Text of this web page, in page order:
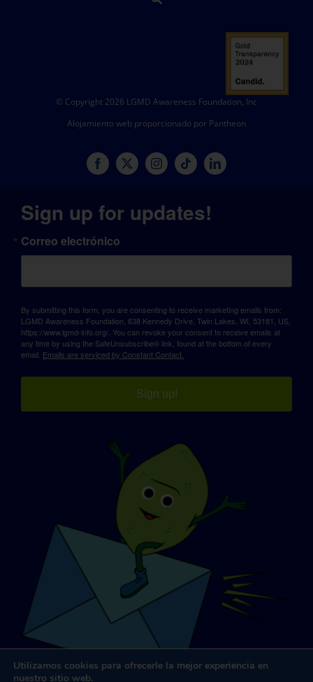
© Copyright 2026 LGMD Awareness Foundation, Inc
Alojamiento web proporcionado por Pantheon
Sign up for updates!
Correo electrónico
By submitting this form, you are consenting to receive marketing emails from:
LGMD Awareness Foundation, 638 Kennedy Drive, Twin Lakes, WI, 53181, US,
https://www.lgmd-info.org/. You can revoke your consent to receive emails at
any time by using the SafeUnsubscribe® link, found at the bottom of every
email. Emails are serviced by Constant Contact.
Sign up!
Utilizamos cookies para ofrecerle la mejor experiencia en
nuestro sitio web.